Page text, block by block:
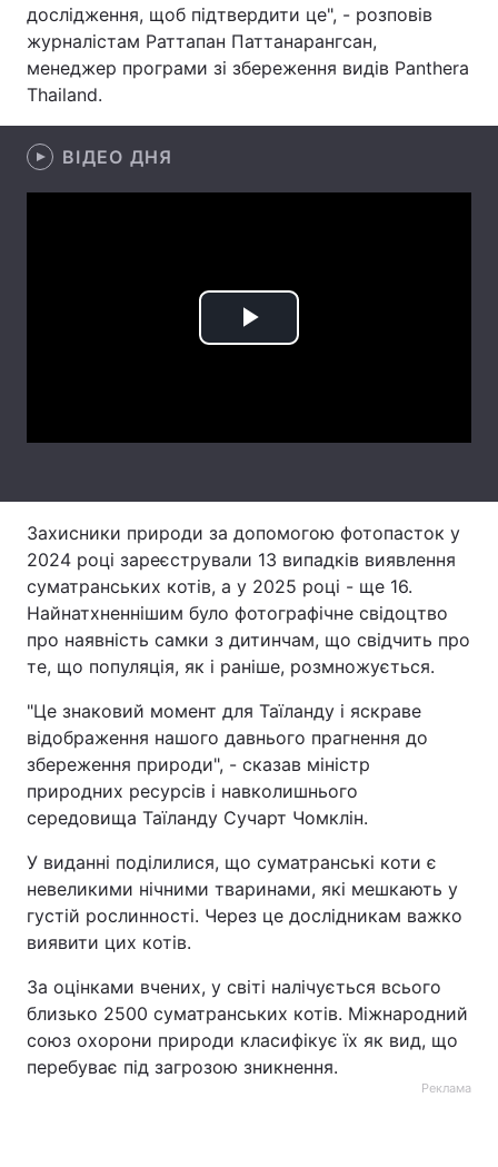
Цікавинки Погода
Екологія
Вакансії
Тема оформлення
дослідження, щоб підтвердити це", - розповів
журналістам Раттапан Паттанарангсан,
менеджер програми зі збереження видів Panthera
Thailand.
ВІДЕО ДНЯ
Play
Захисники природи за допомогою фотопасток у
2024 році зареєстрували 13 випадків виявлення
суматранських котів, а у 2025 році - ще 16.
Найнатхненнішим було фотографічне свідоцтво
про наявність самки з дитинчам, що свідчить про
те, що популяція, як і раніше, розмножується.
"Це знаковий момент для Таїланду і яскраве
відображення нашого давнього прагнення до
збереження природи", - сказав міністр
природних ресурсів і навколишнього
середовища Таїланду Сучарт Чомклін.
У виданні поділилися, що суматранські коти є
невеликими нічними тваринами, які мешкають у
густій рослинності. Через це дослідникам важко
виявити цих котів.
За оцінками вчених, у світі налічується всього
близько 2500 суматранських котів. Міжнародний
союз охорони природи класифікує їх як вид, що
перебуває під загрозою зникнення.
Реклама